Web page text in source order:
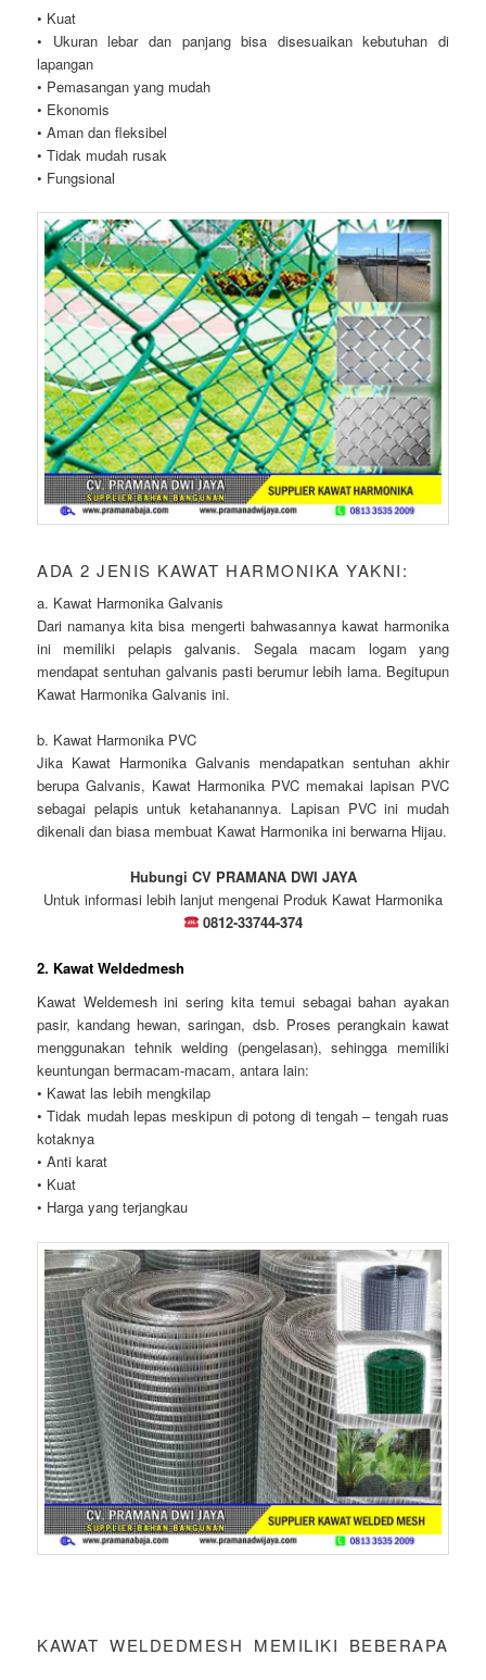
• Kuat
• Ukuran lebar dan panjang bisa disesuaikan kebutuhan di
lapangan
• Pemasangan yang mudah
• Ekonomis
• Aman dan fleksibel
• Tidak mudah rusak
• Fungsional
ADA 2 JENIS KAWAT HARMONIKA YAKNI:
a. Kawat Harmonika Galvanis
Dari namanya kita bisa mengerti bahwasannya kawat harmonika
ini memiliki pelapis galvanis. Segala macam logam yang
mendapat sentuhan galvanis pasti berumur lebih lama. Begitupun
Kawat Harmonika Galvanis ini.
b. Kawat Harmonika PVC
Jika Kawat Harmonika Galvanis mendapatkan sentuhan akhir
berupa Galvanis, Kawat Harmonika PVC memakai lapisan PVC
sebagai pelapis untuk ketahanannya. Lapisan PVC ini mudah
dikenali dan biasa membuat Kawat Harmonika ini berwarna Hijau.
Hubungi CV PRAMANA DWI JAYA
Untuk informasi lebih lanjut mengenai Produk Kawat Harmonika
0812-33744-374
2. Kawat Weldedmesh
Kawat Weldemesh ini sering kita temui sebagai bahan ayakan
pasir, kandang hewan, saringan, dsb. Proses perangkain kawat
menggunakan tehnik welding (pengelasan), sehingga memiliki
keuntungan bermacam-macam, antara lain:
• Kawat las lebih mengkilap
• Tidak mudah lepas meskipun di potong di tengah – tengah ruas
kotaknya
• Anti karat
• Kuat
• Harga yang terjangkau
KAWAT WELDEDMESH MEMILIKI BEBERAPA